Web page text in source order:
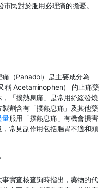
民對於服用必理痛的擔憂。
痛 （Panadol）是主要成分為
稱Acetaminophen）
的止痛藥
，「撲熱息痛」是常用紓緩發燒
劑含有「撲熱息痛」及其他藥
量服用「撲熱息痛 」有機會損害
， 常見副作用包括腸胃不適和頭
實查核查詢時指出 ，藥物的代